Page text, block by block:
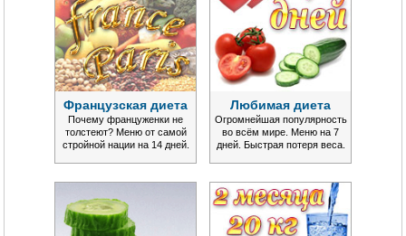
Французская диета
Почему француженки не
толстеют? Меню от самой
стройной нации на 14 дней.
Любимая диета
Огромнейшая популярность
во всём мире. Меню на 7
дней. Быстрая потеря веса.